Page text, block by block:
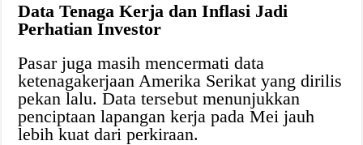
Data Tenaga Kerja dan Inflasi Jadi
Perhatian Investor
Pasar juga masih mencermati data
ketenagakerjaan Amerika Serikat yang dirilis
pekan lalu. Data tersebut menunjukkan
penciptaan lapangan kerja pada Mei jauh
lebih kuat dari perkiraan.